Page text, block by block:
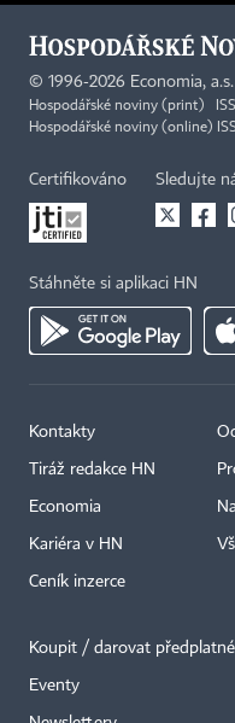
© 1996-2026 Economia, a.s.
Hospodářské noviny (print)
Hospodářské noviny (online)
Certifikováno Sledujte
Stáhněte si aplikaci HN
Kontakty
Tiráž redakce HN
Economia
Kariéra v HN
Ceník inzerce
Koupit / darovat předplatné
Eventy